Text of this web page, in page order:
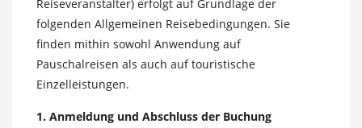
Reiseveranstalter) erfolgt auf Grundlage der
folgenden Allgemeinen Reisebedingungen. Sie
finden mithin sowohl Anwendung auf
Pauschalreisen als auch auf touristische
Einzelleistungen.
1. Anmeldung und Abschluss der Buchung